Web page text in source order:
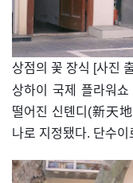
상점의 꽃 장식 [사진
상하이 국제 플라워
떨어진 신톈디(新天
나로 지정됐다. 단수